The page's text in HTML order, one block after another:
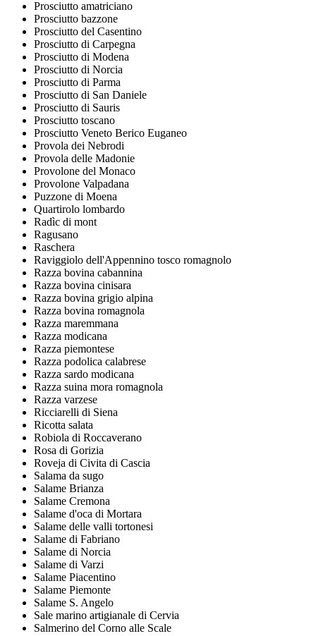
Prosciutto amatriciano
Prosciutto bazzone
Prosciutto del Casentino
Prosciutto di Carpegna
Prosciutto di Modena
Prosciutto di Norcia
Prosciutto di Parma
Prosciutto di San Daniele
Prosciutto di Sauris
Prosciutto toscano
Prosciutto Veneto Berico Euganeo
Provola dei Nebrodi
Provola delle Madonie
Provolone del Monaco
Provolone Valpadana
Puzzone di Moena
Quartirolo lombardo
Radìc di mont
Ragusano
Raschera
Raviggiolo dell'Appennino tosco romagnolo
Razza bovina cabannina
Razza bovina cinisara
Razza bovina grigio alpina
Razza bovina romagnola
Razza maremmana
Razza modicana
Razza piemontese
Razza podolica calabrese
Razza sardo modicana
Razza suina mora romagnola
Razza varzese
Ricciarelli di Siena
Ricotta salata
Robiola di Roccaverano
Rosa di Gorizia
Roveja di Civita di Cascia
Salama da sugo
Salame Brianza
Salame Cremona
Salame d'oca di Mortara
Salame delle valli tortonesi
Salame di Fabriano
Salame di Norcia
Salame di Varzi
Salame Piacentino
Salame Piemonte
Salame S. Angelo
Sale marino artigianale di Cervia
Salmerino del Corno alle Scale